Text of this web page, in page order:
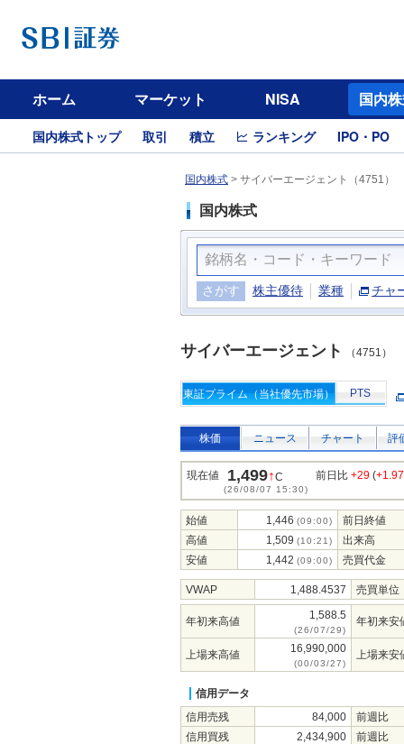
ホーム マーケット NISA 国内
国内株式トップ 取引 積立 ランキング IPO・PO
国内株式 > サイバーエージェント（4751）
国内株式
さがす 株主優待 業種 チャ
サイバーエージェント （4751）
東証プライム（当社優先市場） PTS
株価 ニュース チャート 評
現在値 1,499↑C
(26/08/07 15:30)
前日比 +29 (
始値 1,446 (09:00)
前日終値
高値
1,509 (10:21)
出来高
安値
1,442 (09:00) 売買代金
VWAP 1,488.4537 売買単位
年初来高値 1,588.5
(26/07/29)
年初来安
上場来高値 16,990,000
(00/03/27)
上場来安
信用データ
信用売残
84,000
前週比
信用買残
2,434,900
前週比